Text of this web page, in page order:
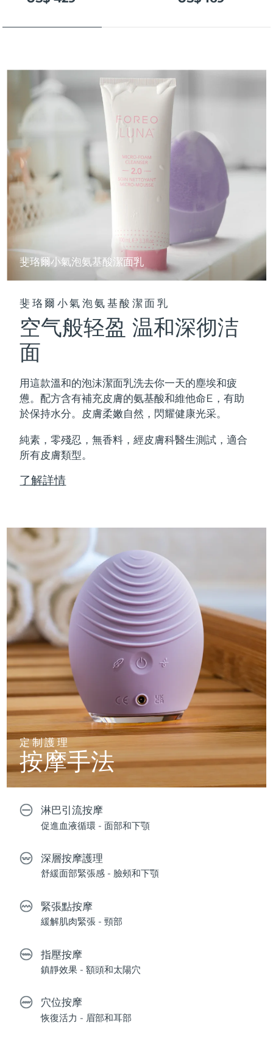
斐珞爾小氣泡氨基酸潔面乳
斐珞爾小氣泡氨基酸潔面乳
空气般轻盈 温和深彻洁
面
用這款溫和的泡沫潔面乳洗去你一天的塵埃和疲
憊。配方含有補充皮膚的氨基酸和維他命E，有助
於保持水分。皮膚柔嫩自然，閃耀健康光采。
純素，零殘忍，無香料，經皮膚科醫生測試，適合
所有皮膚類型。
了解詳情
定制護理
按摩手法
淋巴引流按摩
促進血液循環 - 面部和下顎
深層按摩護理
舒緩面部緊張感 - 臉頰和下顎
緊張點按摩
緩解肌肉緊張 - 頸部
指壓按摩
鎮靜效果 - 額頭和太陽穴
穴位按摩
恢復活力 - 眉部和耳部